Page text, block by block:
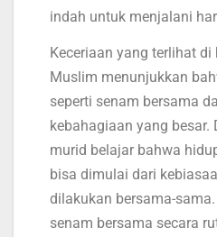
indah untuk menjalani
Keceriaan yang terlihat di
Muslim menunjukkan
seperti senam bersama
kebahagiaan yang besar.
murid belajar bahwa
bisa dimulai dari
dilakukan bersama-
senam bersama secara